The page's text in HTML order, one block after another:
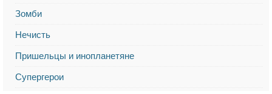
Зомби
Нечисть
Пришельцы и инопланетяне
Супергерои